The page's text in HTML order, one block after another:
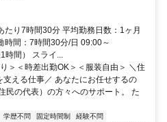
たり7時間30分 平均勤務日数：1ヶ月
時間：7時間30分/日 09:00～
時間） スライ...
＞＜時差出勤OK＞＜服装自由＞ ＼住
支える仕事／ あなたにお任せするの
民の代表）の方々へのサポート。 た
学歴不問 固定時間制
経験不問